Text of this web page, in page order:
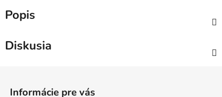
Popis
Diskusia
Informácie pre vás